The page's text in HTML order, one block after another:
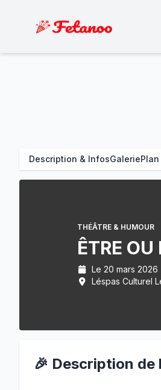
Description & InfosGalerie
THÉÂTRE & HUMOUR
ÊTRE OU
Le 20 mars 2026
Léspas Culturel
🎉 Description